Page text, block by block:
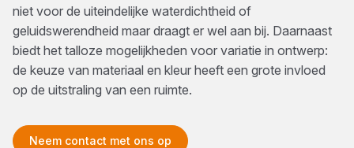
niet voor de uiteindelijke waterdichtheid of
geluidswerendheid maar draagt er wel aan bij. Daarnaast
biedt het talloze mogelijkheden voor variatie in ontwerp:
de keuze van materiaal en kleur heeft een grote invloed
op de uitstraling van een ruimte.
Neem contact met ons op